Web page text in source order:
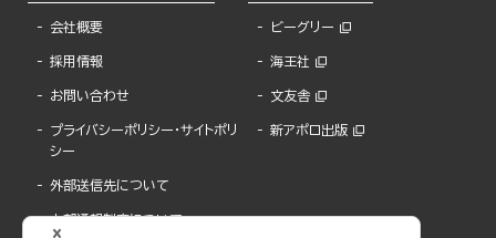
会社概要
採用情報
お問い合わせ
プライバシーポリシー・サイトポリ
シー
外部送信先について
内部通報制度について
ビーグリー
海王社
文友舎
新アポロ出版